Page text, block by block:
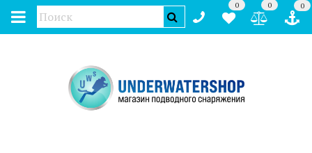
0 0 0